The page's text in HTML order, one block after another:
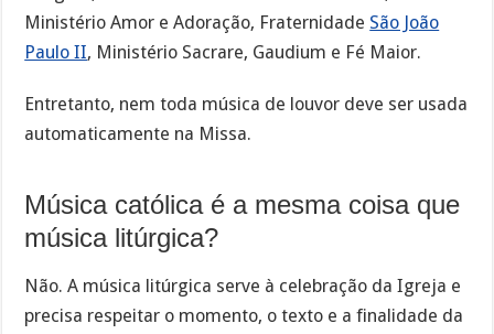
Ministério Amor e Adoração, Fraternidade São João
Paulo II, Ministério Sacrare, Gaudium e Fé Maior.
Entretanto, nem toda música de louvor deve ser usada
automaticamente na Missa.
Música católica é a mesma coisa que
música litúrgica?
Não. A música litúrgica serve à celebração da Igreja e
precisa respeitar o momento, o texto e a finalidade da